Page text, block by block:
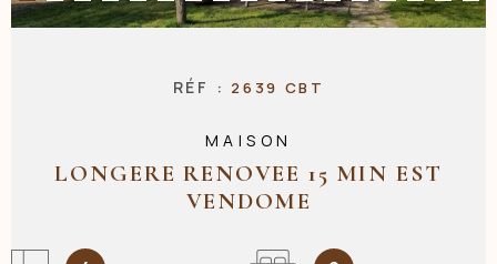
RÉF : 2639 CBT
MAISON
LONGERE RENOVEE 15 MIN EST
VENDOME